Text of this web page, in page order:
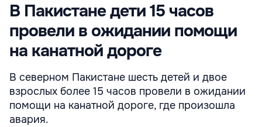
В Пакистане дети 15 часов
провели в ожидании помощи
на канатной дороге
В северном Пакистане шесть детей и двое
взрослых более 15 часов провели в ожидании
помощи на канатной дороге, где произошла
авария.